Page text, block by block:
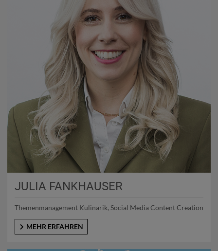
JULIA FANKHAUSER
Themenmanagement Kulinarik, Social Media Content Creation
MEHR ERFAHREN